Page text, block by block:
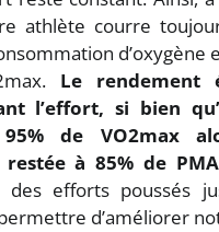
athlète courre
d’oxygène
Le rendement
l’effort, si bien
de VO2max
restée à 85% de
efforts poussés
d’améliorer